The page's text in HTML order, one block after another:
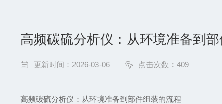
高频碳硫分析仪：从环境准备到
更新时间：2026-03-06 点击次数：409
高频碳硫分析仪：从环境准备到部件组装‌的流程